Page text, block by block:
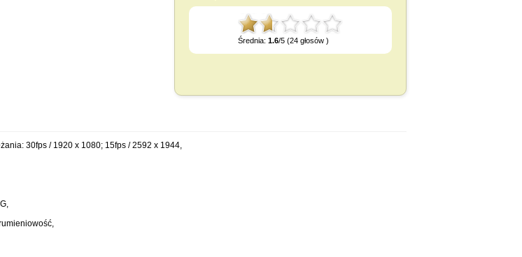
Średnia: 1.6/5 (24 głosów )
30fps / 1920 x 1080; 15fps / 2592 x 1944,